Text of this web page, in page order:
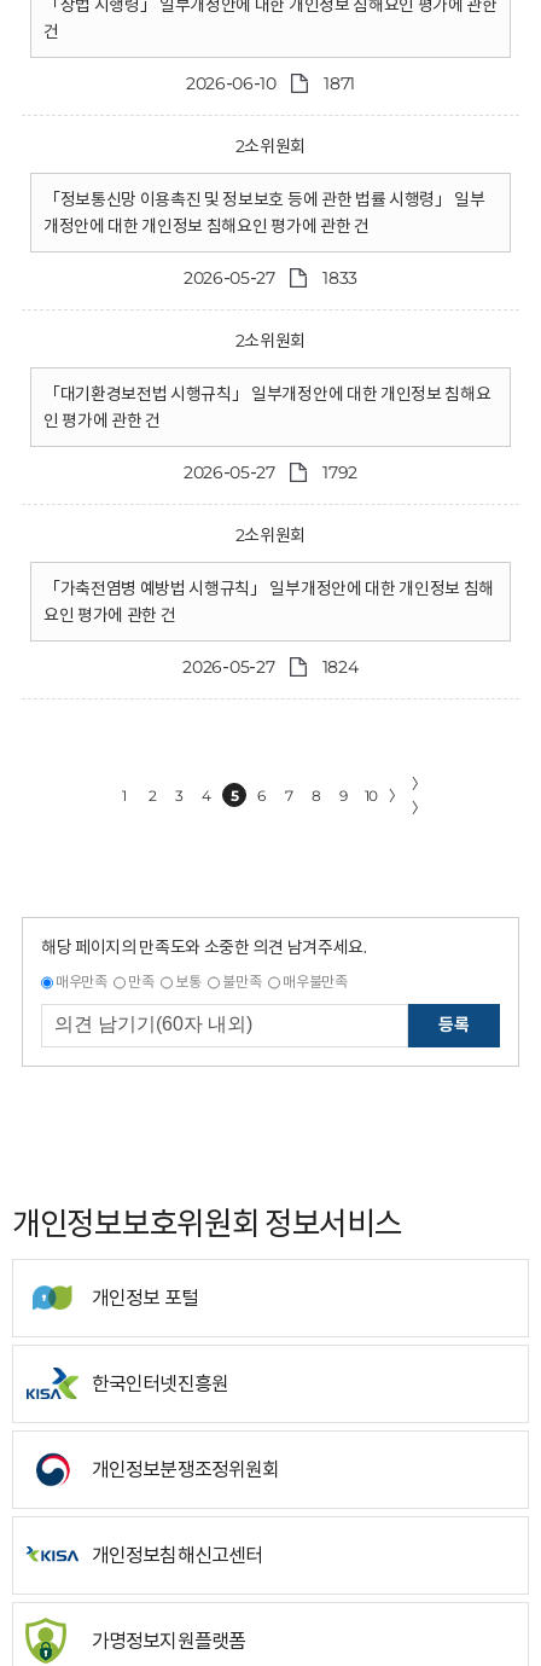
「상법 시행령」 일부개정안에 대한 개인정보 침해요인 평가에 관한
건
2026-06-10 1871
2소위원회
「정보통신망 이용촉진 및 정보보호 등에 관한 법률 시행령」 일부
개정안에 대한 개인정보 침해요인 평가에 관한 건
2026-05-27 1833
2소위원회
「대기환경보전법 시행규칙」 일부개정안에 대한 개인정보 침해요
인 평가에 관한 건
2026-05-27 1792
2소위원회
「가축전염병 예방법 시행규칙」 일부개정안에 대한 개인정보 침해
요인 평가에 관한 건
2026-05-27 1824
1 2 3 4 5 6 7 8 9 10 〉
〉
〉
해당 페이지의 만족도와 소중한 의견 남겨주세요.
매우만족 만족 보통 불만족 매우불만족
등록
개인정보보호위원회 정보서비스
개인정보 포털
한국인터넷진흥원
개인정보분쟁조정위원회
개인정보침해신고센터
가명정보지원플랫폼